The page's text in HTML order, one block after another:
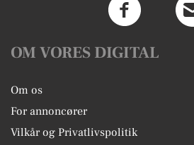
OM VORES DIGITAL
Om os
For annoncører
Vilkår og Privatlivspolitik